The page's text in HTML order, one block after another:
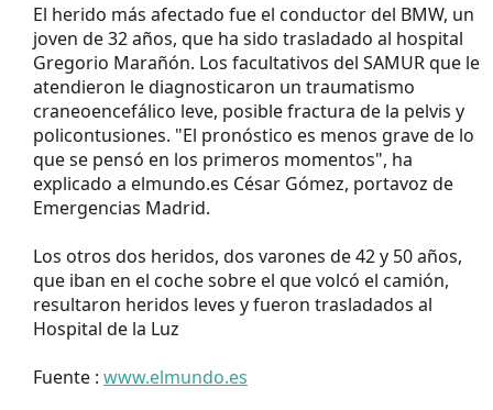
El herido más afectado fue el conductor del BMW, un
joven de 32 años, que ha sido trasladado al hospital
Gregorio Marañón. Los facultativos del SAMUR que le
atendieron le diagnosticaron un traumatismo
craneoencefálico leve, posible fractura de la pelvis y
policontusiones. "El pronóstico es menos grave de lo
que se pensó en los primeros momentos", ha
explicado a elmundo.es César Gómez, portavoz de
Emergencias Madrid.
Los otros dos heridos, dos varones de 42 y 50 años,
que iban en el coche sobre el que volcó el camión,
resultaron heridos leves y fueron trasladados al
Hospital de la Luz
Fuente : www.elmundo.es